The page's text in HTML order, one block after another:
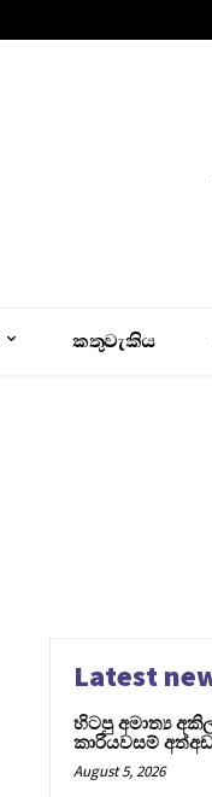
කතුවැකිය
Latest
හිටපු අමාත්‍ය
කාරියවසම්
August 5, 2026